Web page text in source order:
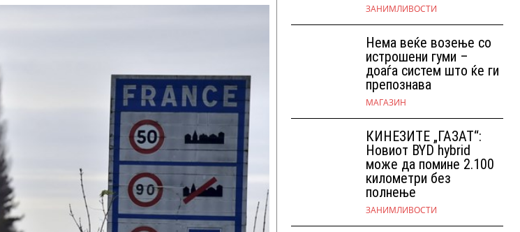
ЗАНИМЛИВОСТИ
Нема веќе возење со
истрошени гуми –
доаѓа систем што ќе ги
препознава
МАГАЗИН
КИНЕЗИТЕ „ГАЗАТ“:
Новиот BYD hybrid
може да помине 2.100
километри без
полнење
ЗАНИМЛИВОСТИ